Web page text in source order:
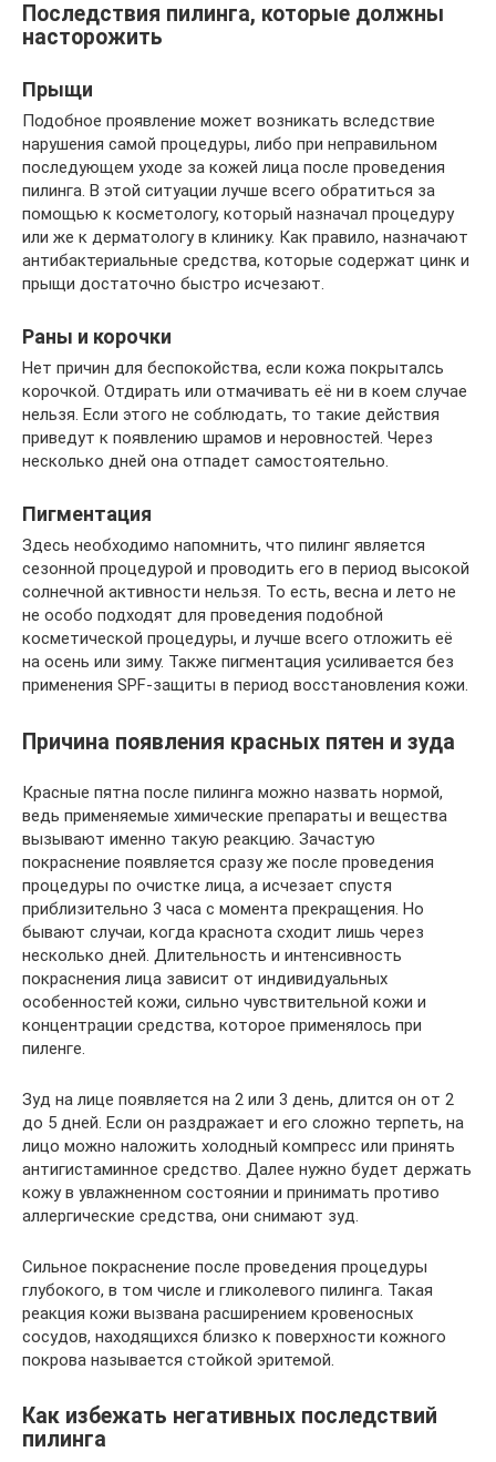
Последствия пилинга, которые должны
насторожить
Прыщи
Подобное проявление может возникать вследствие
нарушения самой процедуры, либо при неправильном
последующем уходе за кожей лица после проведения
пилинга. В этой ситуации лучше всего обратиться за
помощью к косметологу, который назначал процедуру
или же к дерматологу в клинику. Как правило, назначают
антибактериальные средства, которые содержат цинк и
прыщи достаточно быстро исчезают.
Раны и корочки
Нет причин для беспокойства, если кожа покрыталсь
корочкой. Отдирать или отмачивать её ни в коем случае
нельзя. Если этого не соблюдать, то такие действия
приведут к появлению шрамов и неровностей. Через
несколько дней она отпадет самостоятельно.
Пигментация
Здесь необходимо напомнить, что пилинг является
сезонной процедурой и проводить его в период высокой
солнечной активности нельзя. То есть, весна и лето не
не особо подходят для проведения подобной
косметической процедуры, и лучше всего отложить её
на осень или зиму. Также пигментация усиливается без
применения SPF-защиты в период восстановления кожи.
Причина появления красных пятен и зуда
Красные пятна после пилинга можно назвать нормой,
ведь применяемые химические препараты и вещества
вызывают именно такую реакцию. Зачастую
покраснение появляется сразу же после проведения
процедуры по очистке лица, а исчезает спустя
приблизительно 3 часа с момента прекращения. Но
бывают случаи, когда краснота сходит лишь через
несколько дней. Длительность и интенсивность
покраснения лица зависит от индивидуальных
особенностей кожи, сильно чувствительной кожи и
концентрации средства, которое применялось при
пиленге.
Зуд на лице появляется на 2 или 3 день, длится он от 2
до 5 дней. Если он раздражает и его сложно терпеть, на
лицо можно наложить холодный компресс или принять
антигистаминное средство. Далее нужно будет держать
кожу в увлажненном состоянии и принимать противо
аллергические средства, они снимают зуд.
Сильное покраснение после проведения процедуры
глубокого, в том числе и гликолевого пилинга. Такая
реакция кожи вызвана расширением кровеносных
сосудов, находящихся близко к поверхности кожного
покрова называется стойкой эритемой.
Как избежать негативных последствий
пилинга